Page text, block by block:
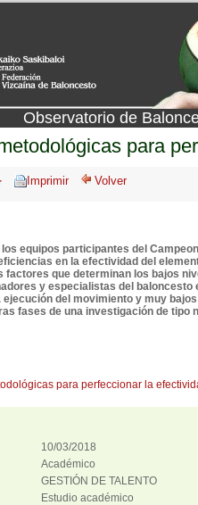
Observatorio de
para
equipos participantes del
en la efectividad del
factores que determinan los bajos
y especialistas del
del movimiento y muy
fases de una investigación de
para perfeccionar la
10/03/2018
Académico
GESTIÓN DE TALENTO
Estudio académico